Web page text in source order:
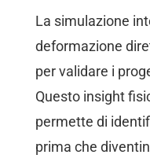
La simulazione
deformazione
per validare i
Questo insight
permette di
prima che